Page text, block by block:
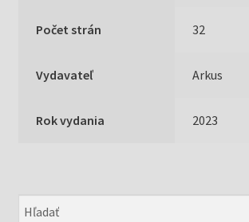
Počet strán 32
Vydavateľ Arkus
Rok vydania 2023